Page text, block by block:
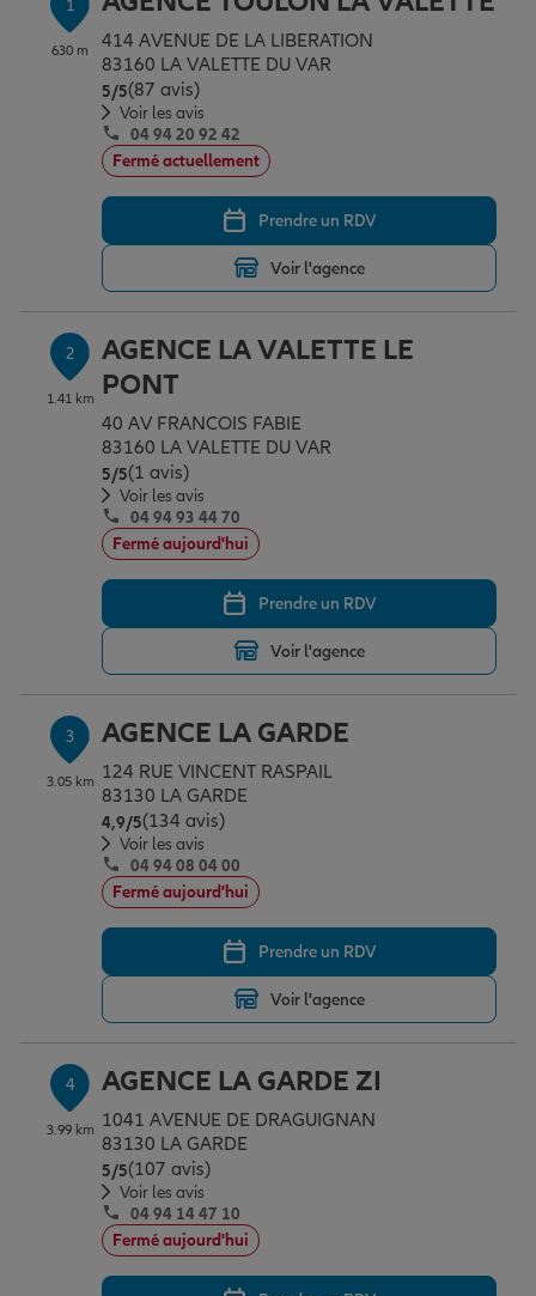
Assurance emprunteur
Prévoyance et dépendance
Assurance animal de compagnie
Protection de la famille
Protection juridique
Épargne & retraite
Plan épargne retraite
Placements financiers
Investissements immobiliers
Transmission
Vos projets
Changer de voiture
Départ à la retraite
Préparer l’avenir
Assurance auto
Assurance habitation
Le Pack Famille
Garantie des accidents de la vie
Assurance scolaire
Protection juridique
Retraite
Tous nos devis d'assurance
Professionnels
Allianz en France
1
630 m
414 AVENUE DE LA LIBERATION
83160 LA VALETTE DU VAR
5/5Note de 5 sur 5
(87 avis)
Voir les avis
04 94 20 92 42
Fermé actuellement
Prendre un RDV
Voir l'agence
2
1.41 km
AGENCE LA VALETTE LE
PONT
40 AV FRANCOIS FABIE
83160 LA VALETTE DU VAR
5/5Note de 5 sur 5
(1 avis)
Voir les avis
04 94 93 44 70
Fermé aujourd'hui
Prendre un RDV
Voir l'agence
3
3.05 km
AGENCE LA GARDE
124 RUE VINCENT RASPAIL
83130 LA GARDE
4,9/5Note de 4.9 sur 5
(134 avis)
Voir les avis
04 94 08 04 00
Fermé aujourd'hui
Prendre un RDV
Voir l'agence
4
3.99 km
AGENCE LA GARDE ZI
1041 AVENUE DE DRAGUIGNAN
83130 LA GARDE
5/5Note de 5 sur 5
(107 avis)
Voir les avis
04 94 14 47 10
Fermé aujourd'hui